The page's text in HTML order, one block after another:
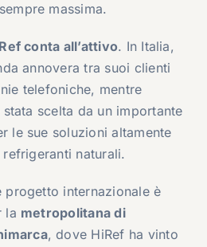
massima.
conta all’attivo. In Italia,
annovera tra suoi clienti
telefoniche, mentre
stata scelta da un importante
le sue soluzioni altamente
naturali.
progetto internazionale è
la metropolitana di
, dove HiRef ha vinto